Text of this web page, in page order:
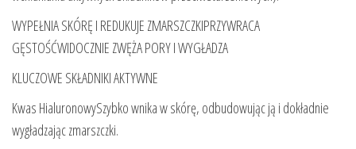
WYPEŁNIA SKÓRĘ I REDUKUJE ZMARSZCZKIPRZYWRACA
GĘSTOŚĆWIDOCZNIE ZWĘŻA PORY I WYGŁADZA
KLUCZOWE SKŁADNIKI AKTYWNE
Kwas HialuronowySzybko wnika w skórę, odbudowując ją i dokładnie
wygładzając zmarszczki.